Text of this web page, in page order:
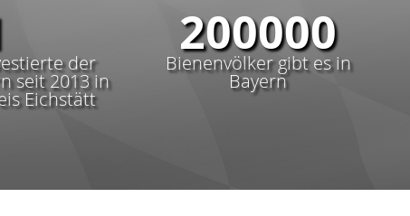
der
seit 2013 in
Eichstätt
300000
Bienenvölker gibt es in
Bayern